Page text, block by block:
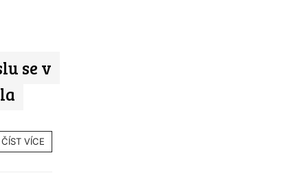
se v
ČÍST VÍCE